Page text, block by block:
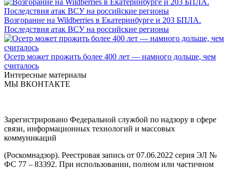
Возгорание на Wildberries в Екатеринбурге и 203 БПЛА.
Последствия атак ВСУ на российские регионы
Осетр может прожить более 400 лет — намного дольше, чем
считалось
Интересные материалы
МЫ ВКОНТАКТЕ
Зарегистрировано Федеральной службой по надзору в сфере
связи, информационных технологий и массовых
коммуникаций
(Роскомнадзор). Реестровая запись от 07.06.2022 серия ЭЛ №
ФС 77 – 83392. При использовании, полном или частичном